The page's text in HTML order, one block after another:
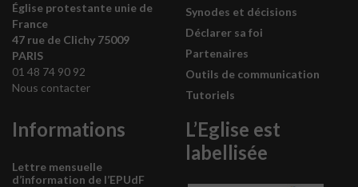
Église protestante unie de
France
47 rue de Clichy 75009
PARIS
01 48 74 90 92
Nous contacter
Synodes et décisions
Déclarer sa foi
Partenaires
Outils de communication
Tutoriels
Informations
Lettre mensuelle
d’information de l’EPUdF
L’Eglise est
labellisée